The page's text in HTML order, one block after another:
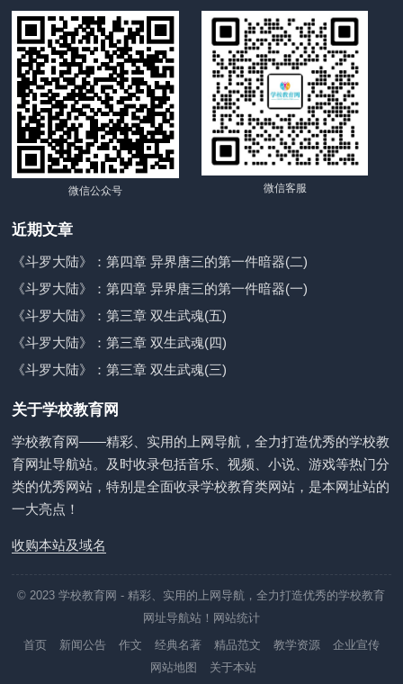
微信公众号 微信客服
近期文章
《斗罗大陆》：第四章 异界唐三的第一件暗器(二)
《斗罗大陆》：第四章 异界唐三的第一件暗器(一)
《斗罗大陆》：第三章 双生武魂(五)
《斗罗大陆》：第三章 双生武魂(四)
《斗罗大陆》：第三章 双生武魂(三)
关于学校教育网
学校教育网——精彩、实用的上网导航，全力打造优秀的学校教
育网址导航站。及时收录包括音乐、视频、小说、游戏等热门分
类的优秀网站，特别是全面收录学校教育类网站，是本网址站的
一大亮点！
收购本站及域名
© 2023学校教育网 - 精彩、实用的上网导航，全力打造优秀的学校教育
网址导航站！ 网站统计
首页
新闻公告 作文 经典名著 精品范文 教学资源
企业宣传
网站地图
关于本站